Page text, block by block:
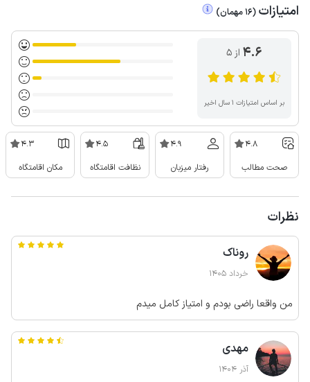
امتیازات (
16 مهمان)
4.6 از ۵
بر اساس امتیازات ۱ سال اخیر
4.8
صحت مطالب
4.9
رفتار میزبان
4.5
نظافت اقامتگاه
4.3
مکان اقامتگاه
نظرات
روناک
خرداد 1405
من واقعا راضی بودم و امتیاز کامل میدم
مهدی
آذر 1404